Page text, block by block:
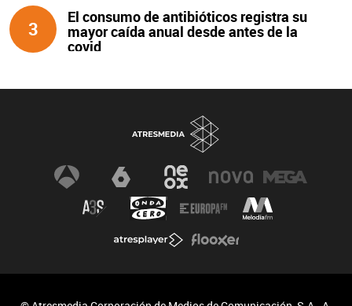
3
El consumo de antibióticos registra su
mayor caída anual desde antes de la
covid